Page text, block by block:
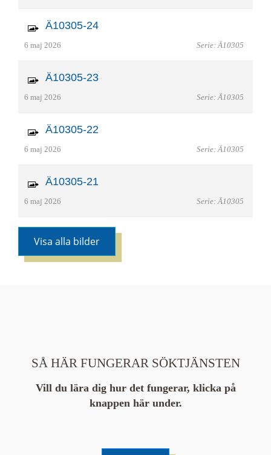
Ä10305-24
6 maj 2026 Serie: Ä10305
Ä10305-23
6 maj 2026 Serie: Ä10305
Ä10305-22
6 maj 2026 Serie: Ä10305
Ä10305-21
6 maj 2026 Serie: Ä10305
Visa alla bilder
SÅ HÄR FUNGERAR SÖKTJÄNSTEN
Vill du lära dig hur det fungerar, klicka på
knappen här under.